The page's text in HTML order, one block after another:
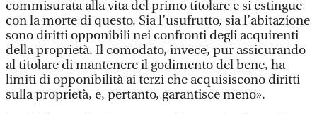
commisurata alla vita del primo titolare e si estingue
con la morte di questo. Sia l’usufrutto, sia l’abitazione
sono diritti opponibili nei confronti degli acquirenti
della proprietà. Il comodato, invece, pur assicurando
al titolare di mantenere il godimento del bene, ha
limiti di opponibilità ai terzi che acquisiscono diritti
sulla proprietà, e, pertanto, garantisce meno».